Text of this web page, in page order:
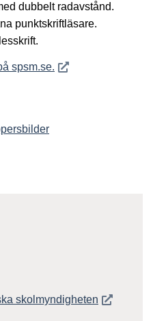
dubbelt radavstånd.
punktskriftläsare.
spsm.se. Öppnas i nytt fönster
skolmyndigheten Öppnas i